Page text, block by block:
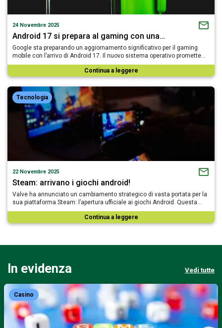
24 Novembre 2025
Android 17 si prepara al gaming con una…
Google sta preparando un aggiornamento significativo per il gaming
mobile con l’arrivo di Android 17. Il nuovo sistema operativo promette…
Continua a leggere
Tecnologia
22 Novembre 2025
Steam: arrivano i giochi android!
Valve ha annunciato un cambiamento strategico di vasta portata per la
sua piattaforma Steam: l’apertura ufficiale ai giochi Android. Questa…
Continua a leggere
In evidenza Vedi tutte
Casino